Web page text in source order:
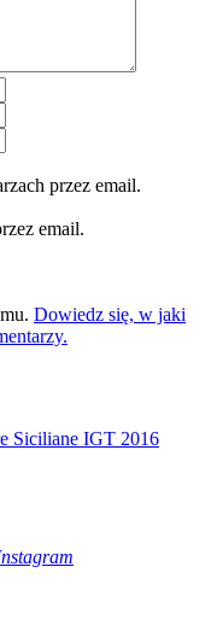
przez email.
email.
Dowiedz się, w jaki
Siciliane IGT 2016